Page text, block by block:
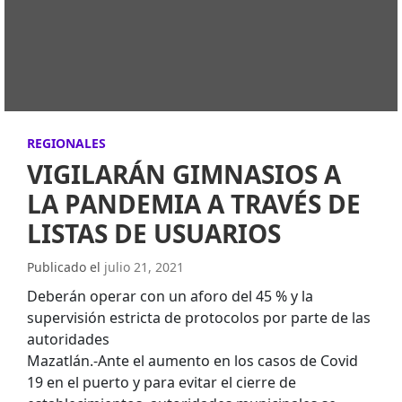
REGIONALES
VIGILARÁN GIMNASIOS A
LA PANDEMIA A TRAVÉS DE
LISTAS DE USUARIOS
Publicado el julio 21, 2021
Deberán operar con un aforo del 45 % y la
supervisión estricta de protocolos por parte de las
autoridades
Mazatlán.-Ante el aumento en los casos de Covid
19 en el puerto y para evitar el cierre de